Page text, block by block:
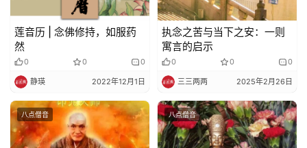
莲音历 | 念佛修持，如服药
然
0 0 0
静瑛 2022年12月1日
执念之苦与当下之安：一则
寓言的启示
0 0 0
三三两两 2025年2月26日
八点僧音 八点僧音